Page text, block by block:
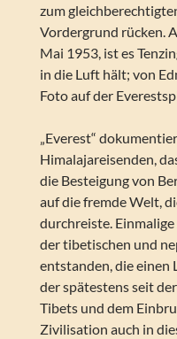
zum
Vordergrund rücken.
Mai 1953, ist es
in die Luft hält; von
Foto auf der
„Everest“
Himalajareisenden,
die Besteigung von
auf die fremde Welt,
durchreiste.
der tibetischen und
entstanden, die einen
der spätestens seit
Tibets und dem
Zivilisation auch in